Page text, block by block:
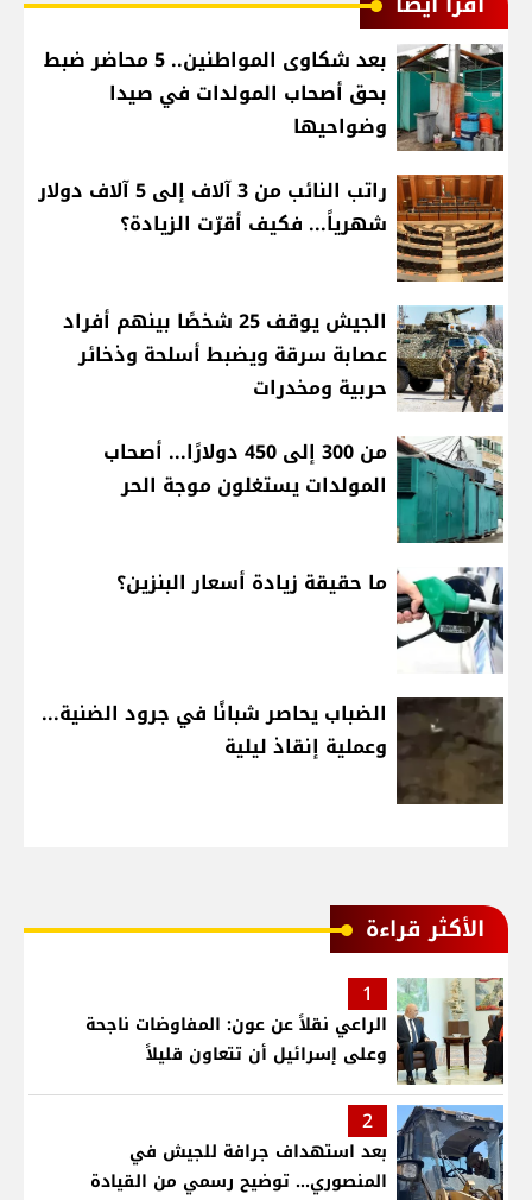
بعد شكاوى المواطنين.. 5 محاضر ضبط
بحق أصحاب المولدات في صيدا
وضواحيها
راتب النائب من 3 آلاف إلى 5 آلاف دولار
شهرياً... فكيف أقرّت الزيادة؟
الجيش يوقف 25 شخصًا بينهم أفراد
عصابة سرقة ويضبط أسلحة وذخائر
حربية ومخدرات
من 300 إلى 450 دولارًا... أصحاب
المولدات يستغلون موجة الحر
ما حقيقة زيادة أسعار البنزين؟
الضباب يحاصر شبانًا في جرود الضنية...
وعملية إنقاذ ليلية
الأكثر قراءة
1
الراعي نقلاً عن عون: المفاوضات ناجحة
وعلى إسرائيل أن تتعاون قليلاً
2
بعد استهداف جرافة للجيش في
المنصوري... توضيح رسمي من القيادة